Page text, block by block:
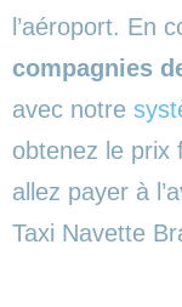
l’aéroport. En
compagnies
avec notre
obtenez le prix
allez payer à
Taxi Navette